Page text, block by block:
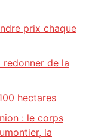
prix chaque
de la
hectares
: le corps
la